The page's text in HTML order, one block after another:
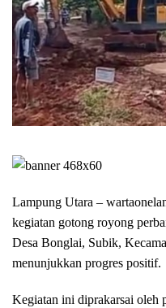
Lampung Utara –
kegiatan gotong royong
Desa Bonglai, Subik,
menunjukkan progres positif.
Kegiatan ini diprakarsai oleh